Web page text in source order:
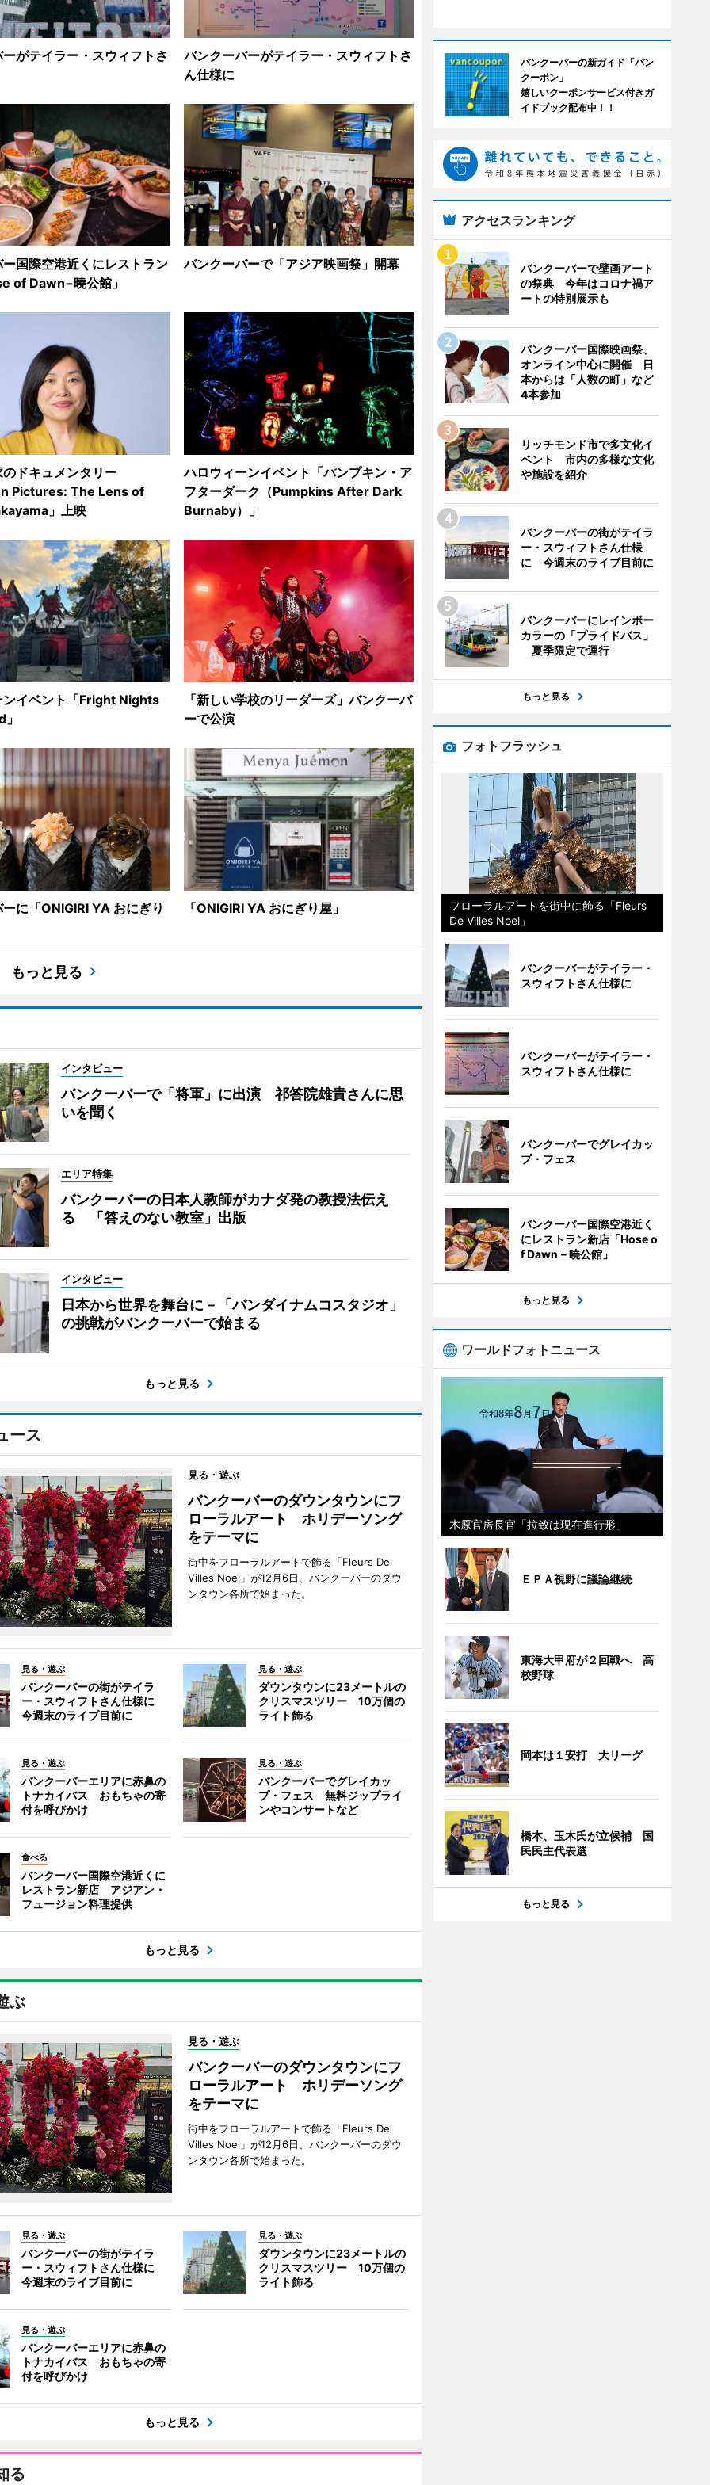
がテイラー・スウィフトさ
バンクーバーがテイラー・スウィフトさ
ん仕様に
国際空港近くにレストラン
of Dawn−曉公館」
バンクーバーで「アジア映画祭」開幕
ドキュメンタリー
Pictures: The Lens of
」上映
ハロウィーンイベント「パンプキン・ア
フターダーク（Pumpkins After Dark
Burnaby）」
ンイベント「Fright Nights
「新しい学校のリーダーズ」バンクーバ
ーで公演
に「ONIGIRI YA おにぎり 「ONIGIRI YA おにぎり屋」
もっと見る
インタビュー
バンクーバーで「将軍」に出演 祁答院雄貴さんに思
いを聞く
エリア特集
バンクーバーの日本人教師がカナダ発の教授法伝え
る 「答えのない教室」出版
インタビュー
日本から世界を舞台に－「バンダイナムコスタジオ」
の挑戦がバンクーバーで始まる
もっと見る
ース
見る・遊ぶ
バンクーバーのダウンタウンにフ
ローラルアート ホリデーソング
をテーマに
街中をフローラルアートで飾る「Fleurs De
Villes Noel」が12月6日、バンクーバーのダウ
ンタウン各所で始まった。
見る・遊ぶ
バンクーバーの街がテイラ
ー・スウィフトさん仕様に
今週末のライブ目前に
見る・遊ぶ
ダウンタウンに23メートルの
クリスマスツリー 10万個の
ライト飾る
見る・遊ぶ
バンクーバーエリアに赤鼻の
トナカイバス おもちゃの寄
付を呼びかけ
見る・遊ぶ
バンクーバーでグレイカッ
プ・フェス 無料ジップライ
ンやコンサートなど
食べる
バンクーバー国際空港近くに
レストラン新店 アジアン・
フュージョン料理提供
もっと見る
ぶ
見る・遊ぶ
バンクーバーのダウンタウンにフ
ローラルアート ホリデーソング
をテーマに
街中をフローラルアートで飾る「Fleurs De
Villes Noel」が12月6日、バンクーバーのダウ
ンタウン各所で始まった。
見る・遊ぶ
バンクーバーの街がテイラ
ー・スウィフトさん仕様に
今週末のライブ目前に
見る・遊ぶ
ダウンタウンに23メートルの
クリスマスツリー 10万個の
ライト飾る
見る・遊ぶ
バンクーバーエリアに赤鼻の
トナカイバス おもちゃの寄
付を呼びかけ
もっと見る
る
バンクーバーの新ガイド「バン
クーポン」
嬉しいクーポンサービス付きガ
イドブック配布中！！
アクセスランキング
バンクーバーで壁画アート
の祭典 今年はコロナ禍ア
ートの特別展示も
バンクーバー国際映画祭、
オンライン中心に開催 日
本からは「人数の町」など
4本参加
リッチモンド市で多文化イ
ベント 市内の多様な文化
や施設を紹介
バンクーバーの街がテイラ
ー・スウィフトさん仕様
に 今週末のライブ目前に
バンクーバーにレインボー
カラーの「プライドバス」
夏季限定で運行
もっと見る
フォトフラッシュ
フローラルアートを街中に飾る「Fleurs
De Villes Noel」
バンクーバーがテイラー・
スウィフトさん仕様に
バンクーバーがテイラー・
スウィフトさん仕様に
バンクーバーでグレイカッ
プ・フェス
バンクーバー国際空港近く
にレストラン新店「Hose o
f Dawn－曉公館」
もっと見る
ワールドフォトニュース
木原官房長官「拉致は現在進行形」
ＥＰＡ視野に議論継続
東海大甲府が２回戦へ 高
校野球
岡本は１安打 大リーグ
橋本、玉木氏が立候補 国
民民主代表選
もっと見る